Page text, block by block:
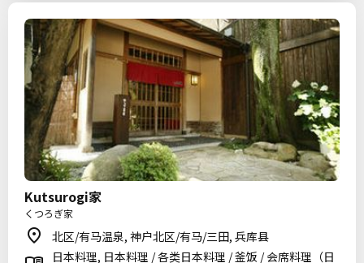
Kutsurogi家
くつろぎ家
北区/有马温泉, 神户北区/有马/三田, 兵库县
日本料理, 日本料理 / 各类日本料理 / 釜饭 / 会席料理（日